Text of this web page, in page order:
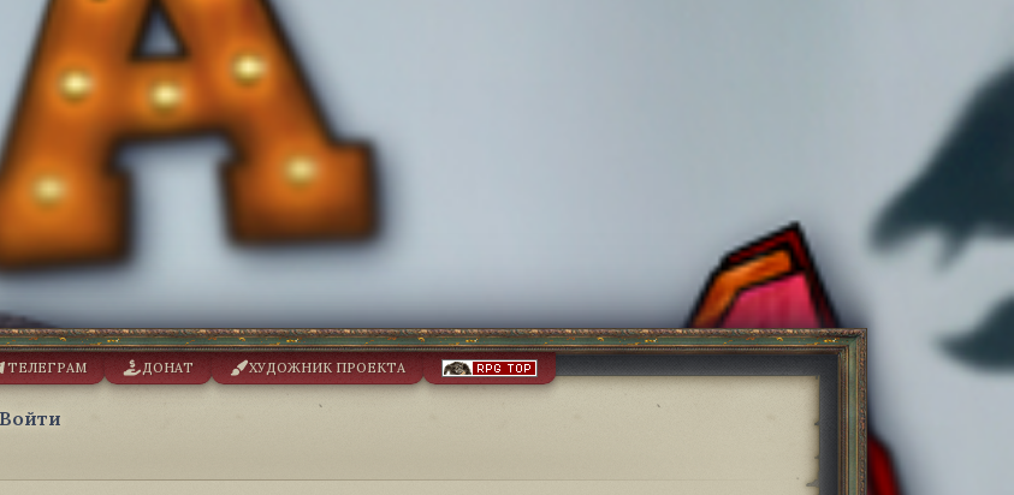
Войти
ТЕЛЕГРАМ ДОНАТ ХУДОЖНИК ПРОЕКТА